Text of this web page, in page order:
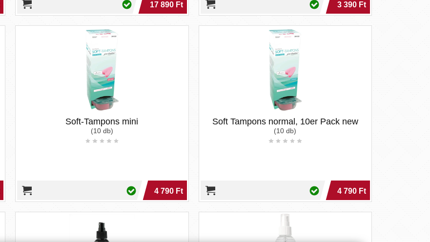
17 890 Ft 3 390 Ft
Soft-Tampons mini
(10 db)
4 790 Ft
Soft Tampons normal, 10er Pack new
(10 db)
4 790 Ft